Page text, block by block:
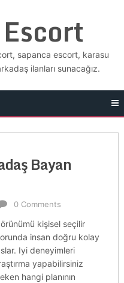
sapanca escort, karasu
ilanları sunacağız.
Bayan
0 Comments
kişisel seçilir
insan doğru kolay
Iyi deneyimleri
yapabilirsiniz
hangi planının